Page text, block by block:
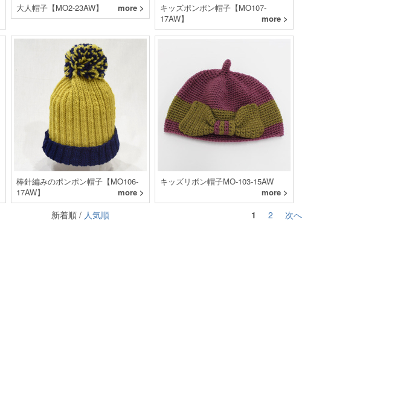
大人帽子【MO2-23AW】 more >
キッズポンポン帽子【MO107-
17AW】
more >
棒針編みのポンポン帽子【MO106-
17AW】
more >
キッズリボン帽子MO-103-15AW
more >
1 2 次へ
新着順 / 人気順